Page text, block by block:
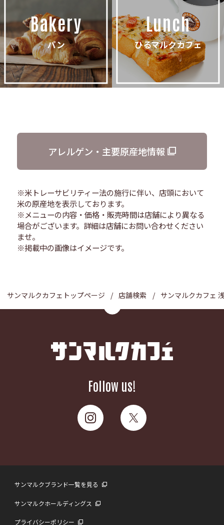
Bakery
パン
Lunch
ひるマルクカフェ
アレルゲン・主要原産地情報
※米トレーサビリティー法の施行に伴い、店頭において
米の原産地を表示しております。
※メニューの内容・価格・販売時間は店舗により異なる
場合がございます。詳細は店舗にお問い合わせください
ませ。
※掲載中の画像はイメージです。
サンマルクカフェトップページ 店舗検索 サンマルクカフェ
Follow us!
サンマルクブランド一覧を見る
サンマルクホールディングス
プライバシーポリシー